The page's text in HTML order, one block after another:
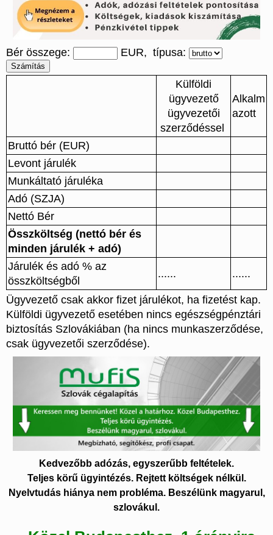
Bér összege: EUR, típusa:
Külföldi
ügyvezető
ügyvezetői
szerződéssel
Alkalm
azott
Bruttó bér (EUR)
Levont járulék
Munkáltató járuléka
Adó (SZJA)
Nettó Bér
Összköltség (nettó bér és
minden járulék + adó)
Járulék és adó % az
összköltségből
...... ......
Ügyvezető csak akkor fizet járulékot, ha fizetést kap.
Külföldi ügyvezető esetében nincs egészségpénztári
biztosítás Szlovákiában (ha nincs munkaszerződése,
csak ügyvezetői szerződése).
Kedvezőbb adózás, egyszerűbb feltételek.
Teljes körű ügyintézés. Rejtett költségek nélkül.
Nyelvtudás hiánya nem probléma. Beszélünk magyarul,
szlovákul.